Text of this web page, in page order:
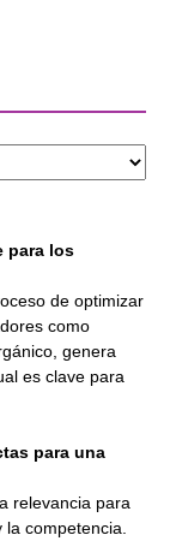
para los
de optimizar
como
genera
es clave para
para una
relevancia para
competencia.